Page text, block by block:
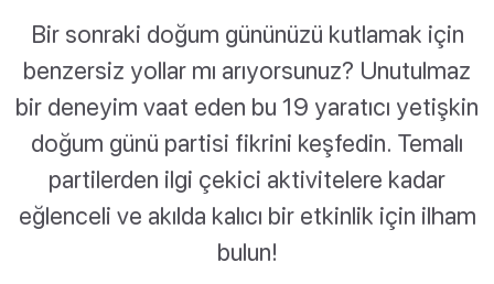
Bir sonraki doğum gününüzü kutlamak için
benzersiz yollar mı arıyorsunuz? Unutulmaz
bir deneyim vaat eden bu 19 yaratıcı yetişkin
doğum günü partisi fikrini keşfedin. Temalı
partilerden ilgi çekici aktivitelere kadar
eğlenceli ve akılda kalıcı bir etkinlik için ilham
bulun!